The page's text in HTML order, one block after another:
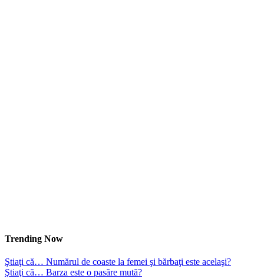
Trending Now
Ştiaţi că… Numărul de coaste la femei şi bărbaţi este acelaşi?
Ştiaţi că… Barza este o pasăre mută?